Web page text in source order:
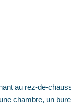
au rez-de-
chambre, un